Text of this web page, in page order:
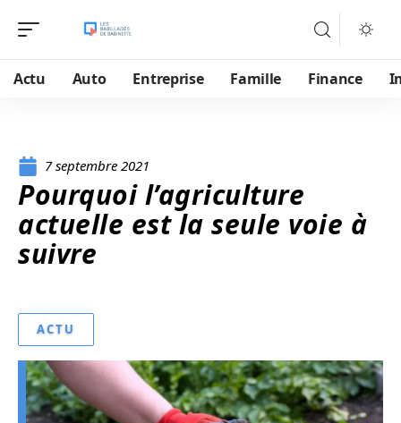
Actu Auto Entreprise Famille Finance
7 septembre 2021
Pourquoi l’agriculture
actuelle est la seule voie à
suivre
ACTU